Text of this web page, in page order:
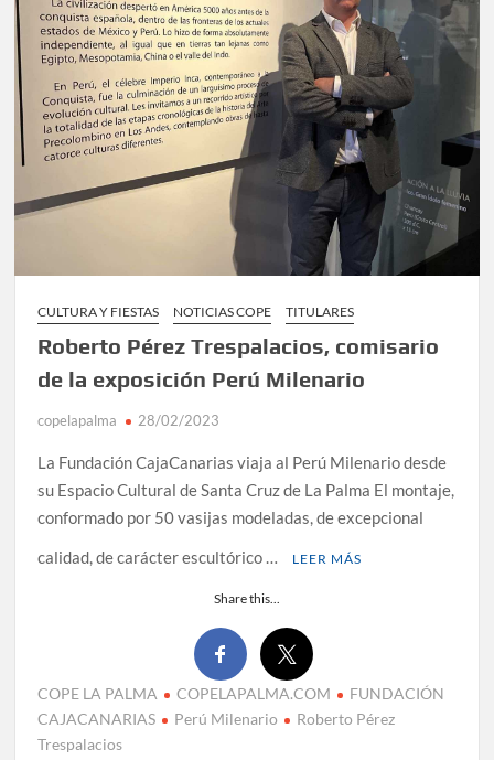
CULTURA Y FIESTAS NOTICIAS COPE TITULARES
Roberto Pérez Trespalacios, comisario
de la exposición Perú Milenario
copelapalma 28/02/2023
La Fundación CajaCanarias viaja al Perú Milenario desde
su Espacio Cultural de Santa Cruz de La Palma El montaje,
conformado por 50 vasijas modeladas, de excepcional
calidad, de carácter escultórico …
LEER MÁS
Share this...
COPE LA PALMA COPELAPALMA.COM
FUNDACIÓN
CAJACANARIAS
Perú Milenario
Roberto Pérez
Trespalacios